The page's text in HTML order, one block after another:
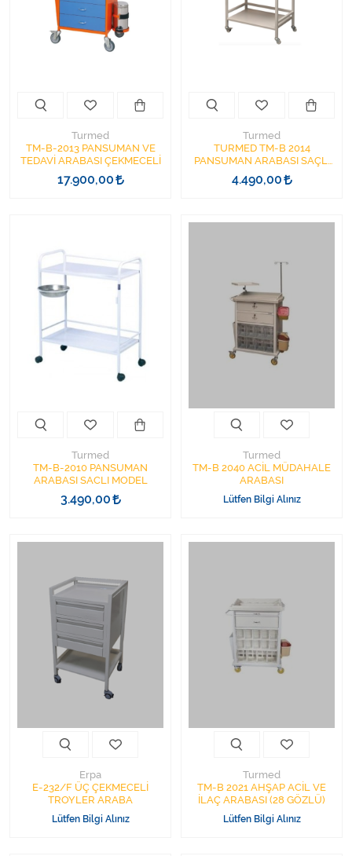
Kişisel Bakım ve Sağlık
Sarf Malzemeleri
Sarf Malzemeleri
Tıbbi Tekstil Ürünleri
Varis Çorapları
Turmed
TM-B-2013 PANSUMAN VE
TEDAVİ ARABASI ÇEKMECELİ
17.900,00
Turmed
TURMED TM-B 2014
PANSUMAN ARABASI SAÇLI
ÇEKMECELİ ŞİŞELİKLİ
4.490,00
Turmed
TM-B-2010 PANSUMAN
ARABASI SACLI MODEL
3.490,00
Turmed
TM-B 2040 ACİL MÜDAHALE
ARABASI
Lütfen Bilgi Alınız
Erpa
E-232/F ÜÇ ÇEKMECELİ
TROYLER ARABA
Lütfen Bilgi Alınız
Turmed
TM-B 2021 AHŞAP ACİL VE
İLAÇ ARABASI (28 GÖZLÜ)
Lütfen Bilgi Alınız